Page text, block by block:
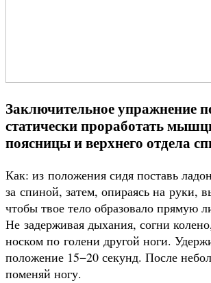
Заключительное упражнение
статически проработать
поясницы и верхнего отдела
Как: из положения сидя поставь
за спиной, затем, опираясь на руки,
чтобы твое тело образовало прямую
Не задерживая дыхания, согни
носком по голени другой ноги.
положение 15−20 секунд. После
поменяй ногу.